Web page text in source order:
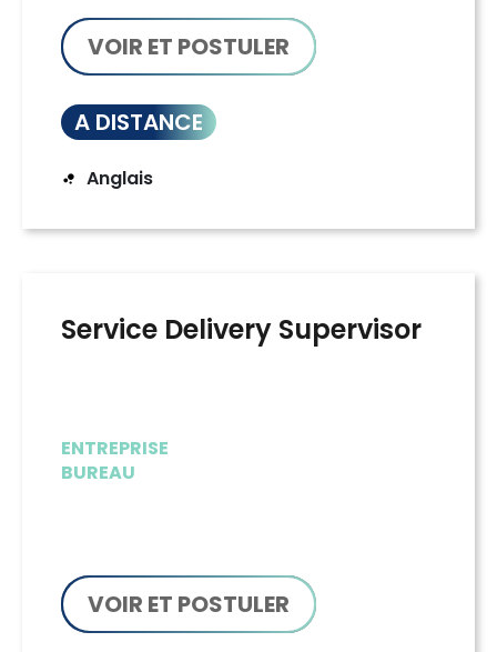
VOIR ET POSTULER
A DISTANCE
Anglais
Service Delivery Supervisor
ENTREPRISE
BUREAU
VOIR ET POSTULER